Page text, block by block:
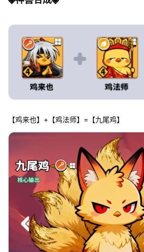
【鸡来也】+【鸡法师】=【九尾鸡】